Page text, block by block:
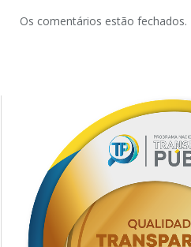
Os comentários estão fechados.